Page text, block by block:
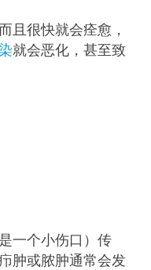
且很快就会痊愈，
就会恶化，甚至致
一个小伤口）传
肿或脓肿通常会发